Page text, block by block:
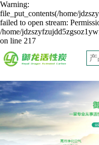
Warning:
file_put_contents(/home/
failed to open stream:
/home/
on line 217